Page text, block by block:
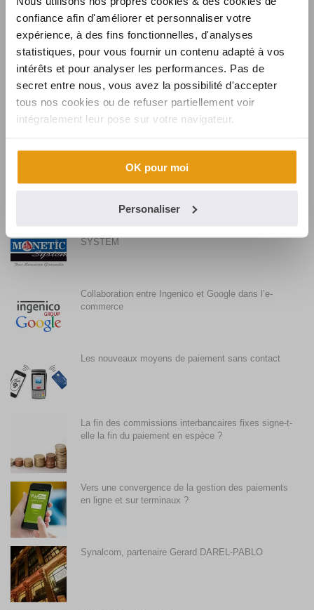
confiance afin d'améliorer et personnaliser votre
expérience, à des fins fonctionnelles, d'analyses
statistiques, pour vous fournir un contenu adapté à vos
intérêts et pour analyser les performances. Pas de
secret entre nous, vous avez la possibilité d'accepter
tous nos cookies ou de refuser partiellement voir
intégralement leur pose sur votre navigateur.
OK pour moi
Personaliser
La faible utilisation du sans contact en France et son
évolution
Synalcom souhaite la bienvenue à Karine
Synalcom, fournisseur de solutions et services
SYSTEM
Collaboration entre Ingenico et Google dans l’e-
commerce
Les nouveaux moyens de paiement sans contact
La fin des commissions interbancaires fixes signe-t-
elle la fin du paiement en espèce ?
Vers une convergence de la gestion des paiements
en ligne et sur terminaux ?
Synalcom, partenaire Gerard DAREL-PABLO